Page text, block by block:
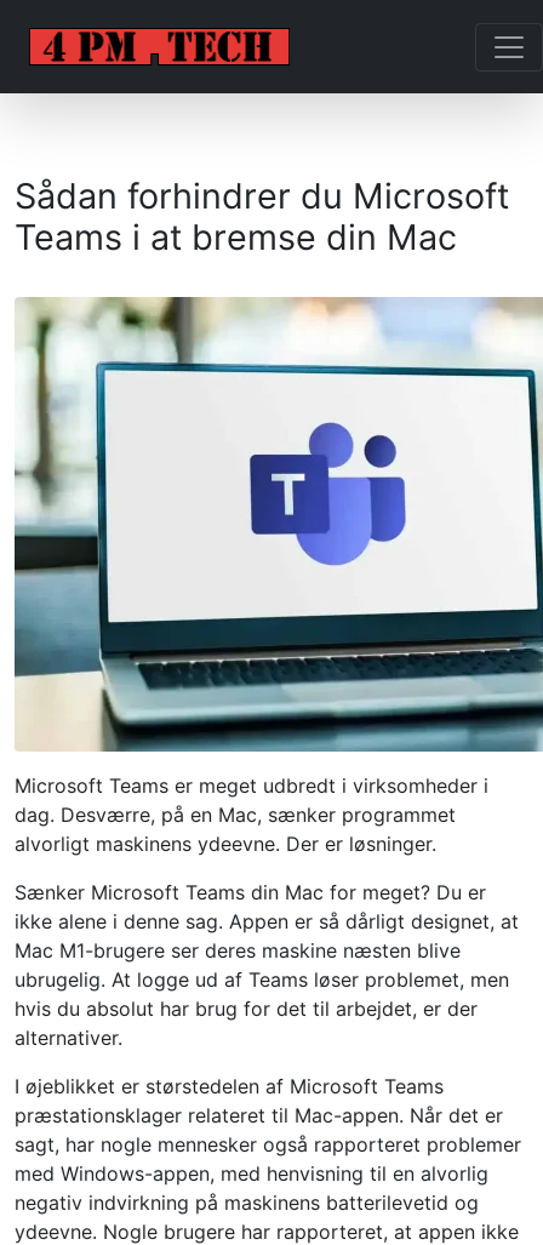
Sådan forhindrer du Microsoft
Teams i at bremse din Mac
Microsoft Teams er meget udbredt i virksomheder i
dag. Desværre, på en Mac, sænker programmet
alvorligt maskinens ydeevne. Der er løsninger.
Sænker Microsoft Teams din Mac for meget? Du er
ikke alene i denne sag. Appen er så dårligt designet, at
Mac M1-brugere ser deres maskine næsten blive
ubrugelig. At logge ud af Teams løser problemet, men
hvis du absolut har brug for det til arbejdet, er der
alternativer.
I øjeblikket er størstedelen af ​​Microsoft Teams
præstationsklager relateret til Mac-appen. Når det er
sagt, har nogle mennesker også rapporteret problemer
med Windows-appen, med henvisning til en alvorlig
negativ indvirkning på maskinens batterilevetid og
ydeevne. Nogle brugere har rapporteret, at appen ikke